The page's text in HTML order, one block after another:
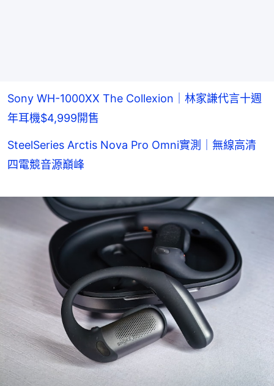
Sony WH-1000XX The Collexion｜林家謙代言十週
年耳機$4,999開售
SteelSeries Arctis Nova Pro Omni實測｜無線高清
四電競音源巔峰